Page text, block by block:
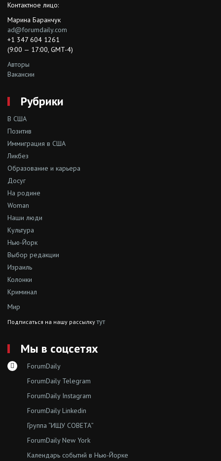
Контактное лицо:
Марина Баранчук
ad@forumdaily.com
+1 347 604 1261
(9:00 — 17:00, GMT-4)
Авторы
Вакансии
Рубрики
В США
Позитив
Иммиграция в США
Ликбез
Образование и карьера
Досуг
На родине
Woman
Наши люди
Культура
Нью-Йорк
Выбор редакции
Израиль
Колонки
Криминал
Мир
Подписаться на нашу рассылкутут
Мы в соцсетях
ForumDaily
ForumDaily Telegram
ForumDaily Instagram
ForumDaily Linkedin
Группа “ИЩУ СОВЕТА”
ForumDaily New York
Календарь событий в Нью-Йорке